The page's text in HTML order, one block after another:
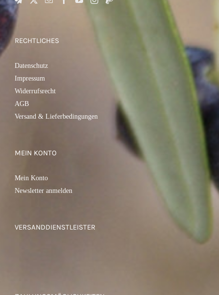
RECHTLICHES
Datenschutz
Impressum
Widerrufsrecht
AGB
Versand & Lieferbedingungen
MEIN KONTO
Mein Konto
Newsletter anmelden
VERSANDDIENSTLEISTER